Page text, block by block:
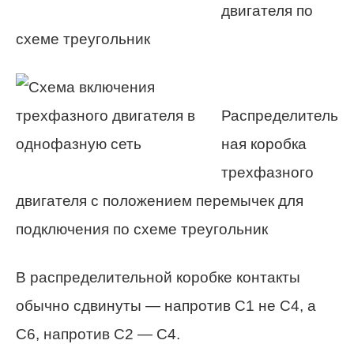
двигателя по
схеме треугольник
Распределитель
ная коробка
трехфазного
двигателя с положением перемычек для
подключения по схеме треугольник
В распределительной коробке контакты
обычно сдвинуты — напротив С1 не С4, а
С6, напротив С2 — С4.